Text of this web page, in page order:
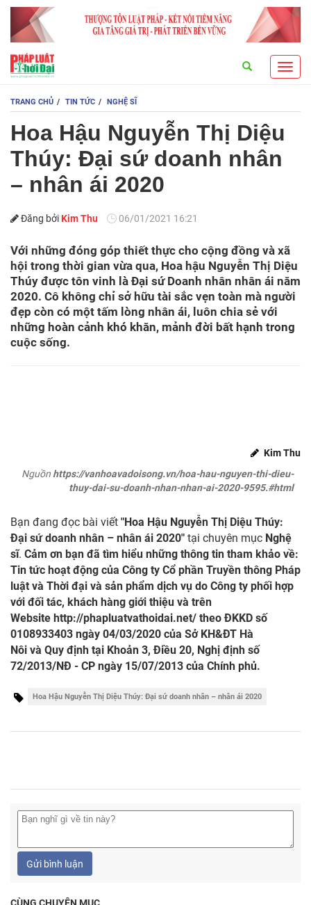
TRANG CHỦ TIN TỨC NGHỆ SĨ
Hoa Hậu Nguyễn Thị Diệu
Thúy: Đại sứ doanh nhân
– nhân ái 2020
Đăng bởi Kim Thu 06/01/2021 16:21
Với những đóng góp thiết thực cho cộng đồng và xã
hội trong thời gian vừa qua, Hoa hậu Nguyễn Thị Diệu
Thúy được tôn vinh là Đại sứ Doanh nhân nhân ái năm
2020. Cô không chỉ sở hữu tài sắc vẹn toàn mà người
đẹp còn có một tấm lòng nhân ái, luôn chia sẻ với
những hoàn cảnh khó khăn, mảnh đời bất hạnh trong
cuộc sống.
Kim Thu
Nguồn https://vanhoavadoisong.vn/hoa-hau-nguyen-thi-dieu-
thuy-dai-su-doanh-nhan-nhan-ai-2020-9595.#html
Bạn đang đọc bài viết "Hoa Hậu Nguyễn Thị Diệu Thúy:
Đại sứ doanh nhân – nhân ái 2020" tại chuyên mục Nghệ
sĩ. Cảm ơn bạn đã tìm hiểu những thông tin tham khảo về:
Tin tức hoạt động của Công ty Cổ phần Truyền thông Pháp
luật và Thời đại và sản phẩm dịch vụ do Công ty phối hợp
với đối tác, khách hàng giới thiệu và trên
Website http://phapluatvathoidai.net/ theo ĐKKD số
0108933403 ngày 04/03/2020 của Sở KH&ĐT Hà
Nôi và Quy định tại Khoản 3, Điều 20, Nghị định số
72/2013/NĐ - CP ngày 15/07/2013 của Chính phủ.
Hoa Hậu Nguyễn Thị Diệu Thúy: Đại sứ doanh nhân – nhân ái 2020
Gửi bình luận